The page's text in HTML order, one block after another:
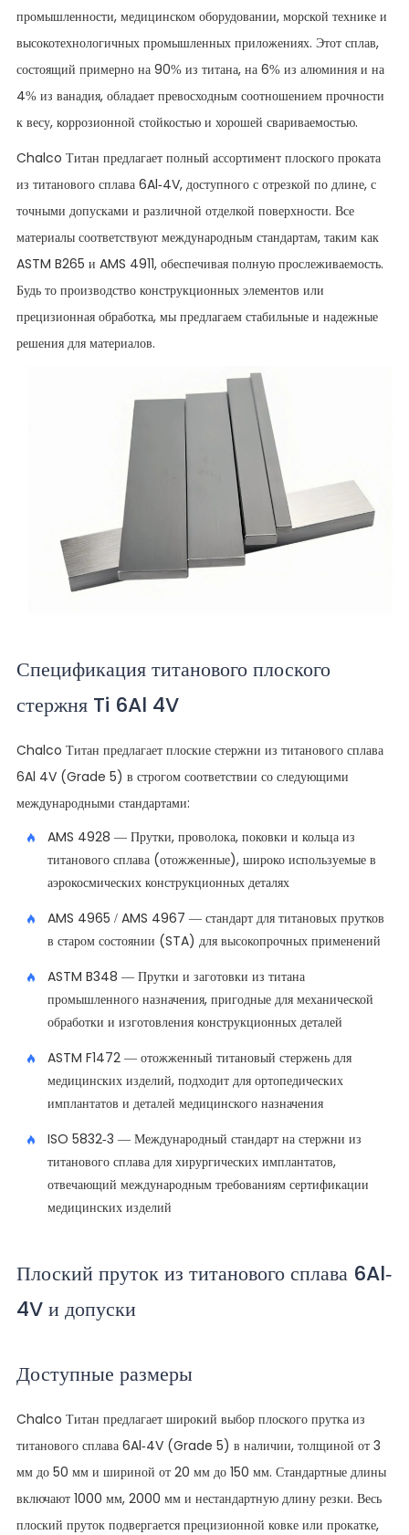
промышленности, медицинском оборудовании, морской технике и
высокотехнологичных промышленных приложениях. Этот сплав,
состоящий примерно на 90% из титана, на 6% из алюминия и на
4% из ванадия, обладает превосходным соотношением прочности
к весу, коррозионной стойкостью и хорошей свариваемостью.
Chalco Титан предлагает полный ассортимент плоского проката
из титанового сплава 6Al-4V, доступного с отрезкой по длине, с
точными допусками и различной отделкой поверхности. Все
материалы соответствуют международным стандартам, таким как
ASTM B265 и AMS 4911, обеспечивая полную прослеживаемость.
Будь то производство конструкционных элементов или
прецизионная обработка, мы предлагаем стабильные и надежные
решения для материалов.
Спецификация титанового плоского
стержня Ti 6Al 4V
Chalco Титан предлагает плоские стержни из титанового сплава
6Al 4V (Grade 5) в строгом соответствии со следующими
международными стандартами:
AMS 4928 — Прутки, проволока, поковки и кольца из
титанового сплава (отожженные), широко используемые в
аэрокосмических конструкционных деталях
AMS 4965 / AMS 4967 — стандарт для титановых прутков
в старом состоянии (STA) для высокопрочных применений
ASTM B348 — Прутки и заготовки из титана
промышленного назначения, пригодные для механической
обработки и изготовления конструкционных деталей
ASTM F1472 — отожженный титановый стержень для
медицинских изделий, подходит для ортопедических
имплантатов и деталей медицинского назначения
ISO 5832-3 — Международный стандарт на стержни из
титанового сплава для хирургических имплантатов,
отвечающий международным требованиям сертификации
медицинских изделий
Плоский пруток из титанового сплава 6Al-
4V и допуски
Доступные размеры
Chalco Титан предлагает широкий выбор плоского прутка из
титанового сплава 6Al-4V (Grade 5) в наличии, толщиной от 3
мм до 50 мм и шириной от 20 мм до 150 мм. Стандартные длины
включают 1000 мм, 2000 мм и нестандартную длину резки. Весь
плоский пруток подвергается прецизионной ковке или прокатке,